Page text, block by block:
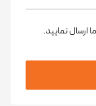
ارسال نمایید.